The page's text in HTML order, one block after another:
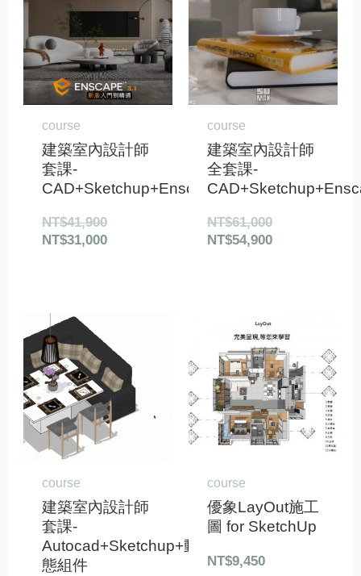
course
建築室內設計師
套課-
CAD+Sketchup+Enscape+Layout
NT$41,900
格：
NT$41,900。
NT$31,000
格：
NT$31,000。
course
建築室內設計師
全套課-
NT$61,000
格：
NT$61,000。
NT$54,900
格：
NT$54,900。
course
建築室內設計師
套課-
Autocad+Sketchup+動
態組件
價
格：
NT$32,900。
價
格：
NT$29,000。
course
優象LayOut施工
圖 for SketchUp
NT$9,450